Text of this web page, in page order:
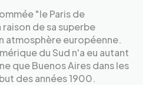
"le Paris de
de sa superbe
atmosphère européenne.
du Sud n'a eu autant
que Buenos Aires dans les
des années 1900.